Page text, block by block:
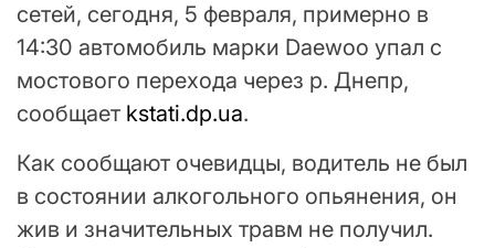
сетей, сегодня, 5 февраля, примерно в
14:30 автомобиль марки Daewoo упал с
мостового перехода через р. Днепр,
сообщает kstati.dp.ua.
Как сообщают очевидцы, водитель не был
в состоянии алкогольного опьянения, он
жив и значительных травм не получил.